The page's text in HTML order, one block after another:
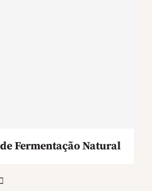
Fermentação Natural